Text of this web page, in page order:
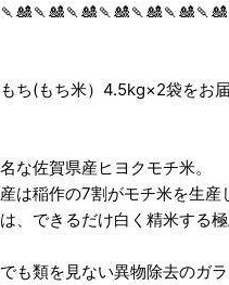
ち(もち米）4.5kg×2袋をお
な佐賀県産ヒヨクモチ米。
は稲作の7割がモチ米を生産
、できるだけ白く精米する
も類を見ない異物除去のガ